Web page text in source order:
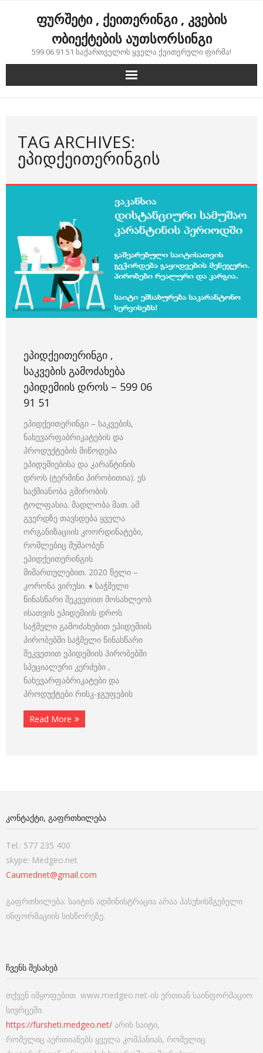
ფურშეტი , ქეითერინგი , კვების
ობიექტების აუთსორსინგი
599 06 91 51 საქართველოს ყველა ქეითერული ფირმა!
TAG ARCHIVES:
ᲔᲞᲘᲓᲥᲔᲘᲗᲔᲠᲘᲜᲒᲘᲡ
ᲔᲞᲘᲓᲥᲔᲘᲗᲔᲠᲘᲜᲒᲘ ,
ᲡᲐᲙᲕᲔᲑᲘᲡ ᲒᲐᲛᲝᲫᲐᲮᲔᲑᲐ
ᲔᲞᲘᲓᲔᲛᲘᲘᲡ ᲓᲠᲝᲡ – 599 06
91 51
ეპიდქეითერინგი – საკვების,
ნახევარფაბრიკატების და
პროდუქტების მიწოდება
ეპიდემიებისა და კარანტინის
დროს (ტერმინი პირობითია). ეს
საქმიანობა გმირობის
ტოლფასია. მადლობა მათ. ამ
გვერდზე თავსდება ყველა
ორგანიზაციის კოორდინატები,
რომლებიც მუშაობენ
ეპიდქეითერინგის
მიმართულებით. 2020 წელი –
კორონა ვირუსი. ♦ საჭმელი
წინასწარი შეკვეთით მოსახლეობ
ისათვის ეპიდემიის დროს
საჭმელი გამოძახებით ეპიდემიის
პირობებში საჭმელი წინასწარი
შეკვეთით ეპიდემიის პირობებში
სპეციალური კერძები ,
ნახევარფაბრიკატები და
პროდუქტები რისკ-ჯგუფების
Read More
ᲙᲝᲜᲢᲐᲥᲢᲘ, ᲒᲐᲤᲠᲗᲮᲘᲚᲔᲑᲐ
Tel.: 577 235 400
skype: Medgeo.net
Caumednet@gmail.com
გაფრთხილება: საიტის ადმინისტრაცია არაა პასუხისმგებელი
ინფორმაციის სისწორეზე.
ᲩᲕᲔᲜᲡ ᲨᲔᲡᲐᲮᲔᲑ
თქვენ იმყოფებით www.medgeo.net-ის ერთიან საინფორმაციო
სივრცეში.
https://fursheti.medgeo.net/ არის საიტი,
რომელიც აერთიანებს ყველა კომპანიას, რომელიც